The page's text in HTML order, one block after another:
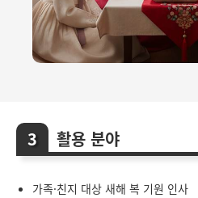
활용 분야
가족·친지 대상 새해 복 기원 인사